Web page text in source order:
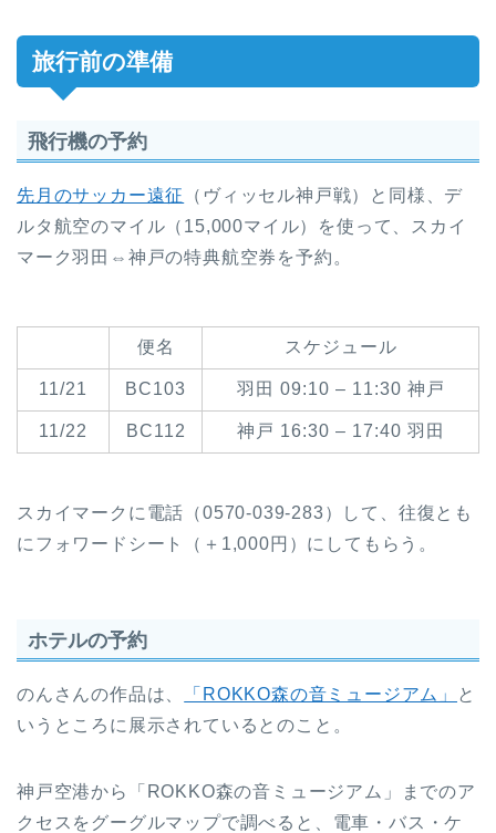
旅行前の準備
飛行機の予約
先月のサッカー遠征
（ヴィッセル神戸戦）と同様、デ
ルタ航空のマイル（15,000マイル）を使って、スカイ
マーク羽田⇔神戸の特典航空券を予約。
便名 スケジュール
11/21 BC103 羽田 09:10 – 11:30 神戸
11/22 BC112 神戸 16:30 – 17:40 羽田
スカイマークに電話（0570-039-283）して、往復とも
にフォワードシート（＋1,000円）にしてもらう。
ホテルの予約
のんさんの作品は、 「ROKKO森の音ミュージアム」
と
いうところに展示されているとのこと。
神戸空港から「ROKKO森の音ミュージアム」までのア
クセスをグーグルマップで調べると、電車・バス・ケ